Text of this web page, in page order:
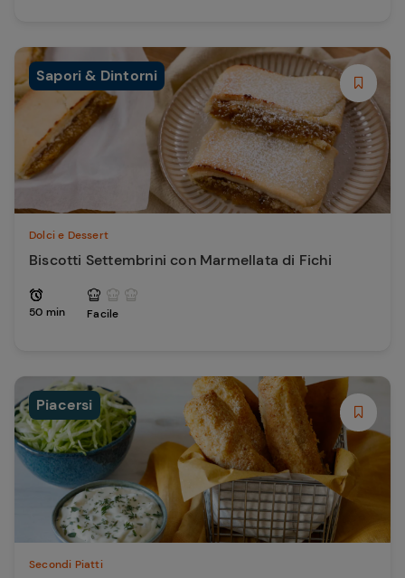
Sapori & Dintorni
Dolci e Dessert
Biscotti Settembrini con Marmellata di Fichi
50 min Facile
Piacersi
Secondi Piatti